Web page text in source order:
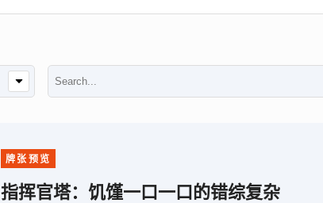
牌张预览
指挥官塔：饥馑一口一口的错综复杂